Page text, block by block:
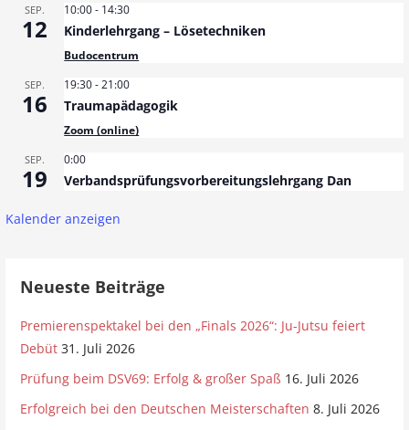
SEP.
12
10:00- 14:30
Kinderlehrgang – Lösetechniken
Budocentrum
SEP.
16
19:30-21:00
Traumapädagogik
Zoom (online)
SEP.
19
0:00
Verbandsprüfungsvorbereitungslehrgang Dan
Kalender anzeigen
Neueste Beiträge
Premierenspektakel bei den „Finals 2026“: Ju-Jutsu feiert
Debüt 31. Juli 2026
Prüfung beim DSV69: Erfolg & großer Spaß 16. Juli 2026
Erfolgreich bei den Deutschen Meisterschaften 8. Juli 2026